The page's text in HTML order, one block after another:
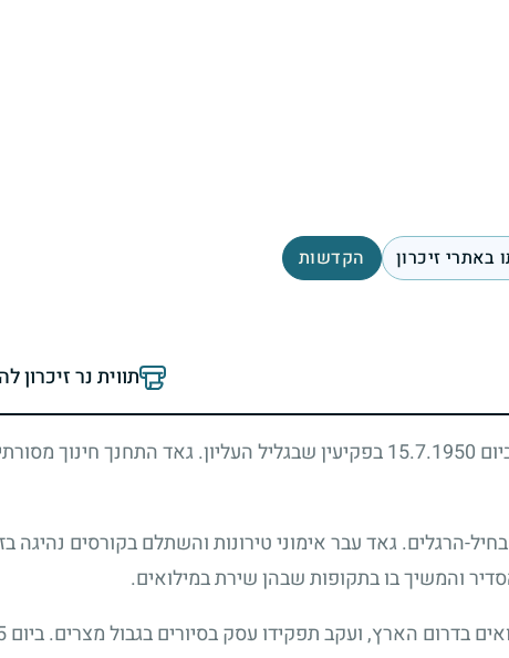
באתרי זיכרון הקדשות
תווית נר זיכרון
15.7.1950בפקיעין שבגליל העליון. גאד התחנך חינוך
הרגלים. גאד עבר אימוני טירונות והשתלם בקורסים נהיגה
והמשיך בו בתקופות שבהן שירת במילואים.
בדרום הארץ, ועקב תפקידו עסק בסיורים בגבול מצרים. ביום